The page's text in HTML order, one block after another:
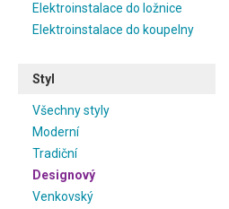
Elektroinstalace do ložnice
Elektroinstalace do koupelny
Styl
Všechny styly
Moderní
Tradiční
Designový
Venkovský